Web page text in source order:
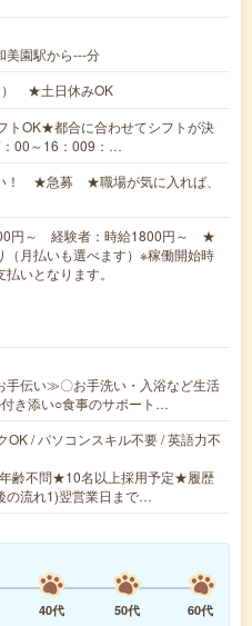
美園駅から---分
） ★土日休みOK
トOK★都合に合わせてシフトが決
00～16：009：…
！ ★急募 ★職場が気に入れば、
円～ 経験者：時給1800円～ ★
（月払いも選べます）※稼働開始時
いとなります。
伝い≫〇お手洗い・入浴など生活
き添い○食事のサポート…
OK / パソコンスキル不要 / 英語力不
齢不問★10名以上採用予定★履歴
の流れ1)翌営業日まで…
40代 50代
60代